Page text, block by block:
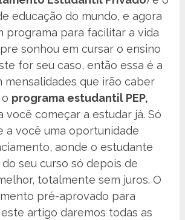
educação do mundo, e agora
programa para facilitar a vida
sonhou em cursar o ensino
for seu caso, então essa é a
mensalidades que irão caber
programa estudantil PEP,
você começar a estudar já. Só
a você uma oportunidade
aonde o estudante
do seu curso só depois de
totalmente sem juros. O
pré-aprovado para
artigo daremos todas as